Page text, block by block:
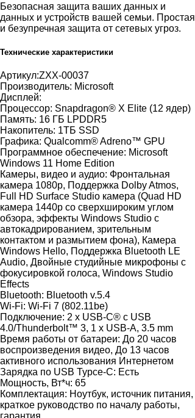
Безопасная защита ваших данных и
данных и устройств вашей семьи. Простая
и безупречная защита от сетевых угроз.
Технические характеристики
Артикул:ZXX-00037
Производитель: Microsoft
Дисплей:
Процессор: Snapdragon® X Elite (12 ядер)
Память: 16 ГБ LPDDR5
Накопитель: 1ТБ SSD
Графика: Qualcomm® Adreno™ GPU
Программное обеспечение: Microsoft
Windows 11 Home Edition
Камеры, видео и аудио: Фронтальная
камера 1080p, Поддержка Dolby Atmos,
Full HD Surface Studio камера (Quad HD
камера 1440p со сверхшироким углом
обзора, эффекты Windows Studio c
автокадрированием, зрительным
контактом и размытием фона), Камера
Windows Hello, Поддержка Bluetooth LE
Audio, Двойные студийные микрофоны с
фокусировкой голоса, Windows Studio
Effects
Bluetooth: Bluetooth v.5.4
Wi-Fi: Wi-Fi 7 (802.11be)
Подключение: 2 x USB-C® с USB
4.0/Thunderbolt™ 3, 1 x USB-A, 3.5 mm
Время работы от батареи: До 20 часов
воспроизведения видео, До 13 часов
активного использования Интернетом
Зарядка по USB Typce-C: Есть
Мощность, Вт*ч: 65
Комплектация: Ноутбук, источник питания,
краткое руководство по началу работы,
гарантия